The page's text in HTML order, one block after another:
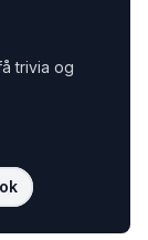
trivia og